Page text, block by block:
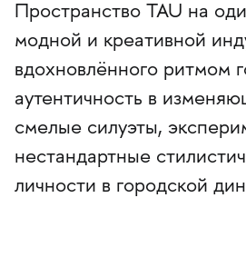
Пространство TAU на
модной и креативной
вдохновлённого ритмом
аутентичность в
смелые силуэты,
нестандартные
личности в городской